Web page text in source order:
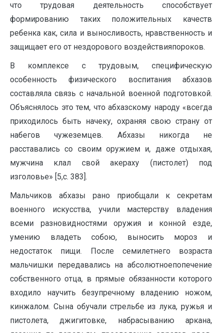
что трудовая деятельность способствует
формированию таких положительных качеств
ребенка как, сила и выносливость, нравственность и
защищает его от нездорового воздействияпороков.
В комплексе с трудовым, специфическую
особенность физического воспитания абхазов
составляла связь с начальной военной подготовкой.
Объяснялось это тем, что абхазскому народу «всегда
приходилось быть начеку, охраняя свою страну от
набегов чужеземцев. Абхазы никогда не
расставались со своим оружием и, даже отдыхая,
мужчина клал свой акераху (пистолет) под
изголовье» [5,c. 383].
Мальчиков абхазы рано приобщали к секретам
военного искусства, учили мастерству владения
всеми разновидностями оружия и конной езде,
умению владеть собою, выносить мороз и
недостаток пищи. После семилетнего возраста
мальчишки передавались на абсолютноепопечение
собственного отца, в прямые обязанности которого
входило научить безупречному владению ножом,
кинжалом. Сына обучали стрельбе из лука, ружья и
пистолета, джигитовке, набрасыванию аркана,